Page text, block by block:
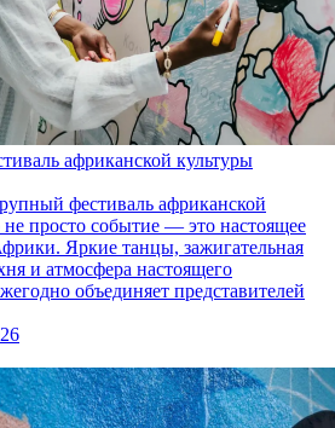
африканской культуры
фестиваль африканской
просто событие — это настоящее
Яркие танцы, зажигательная
и атмосфера настоящего
объединяет представителей